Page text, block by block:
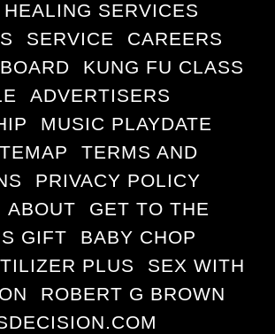
HEALING SERVICES
SERVICE
CAREERS
KUNG FU CLASS
ADVERTISERS
MUSIC PLAYDATE
TERMS AND
PRIVACY POLICY
ABOUT
GET TO THE
GIFT
BABY CHOP
PLUS
SEX WITH
ROBERT G BROWN